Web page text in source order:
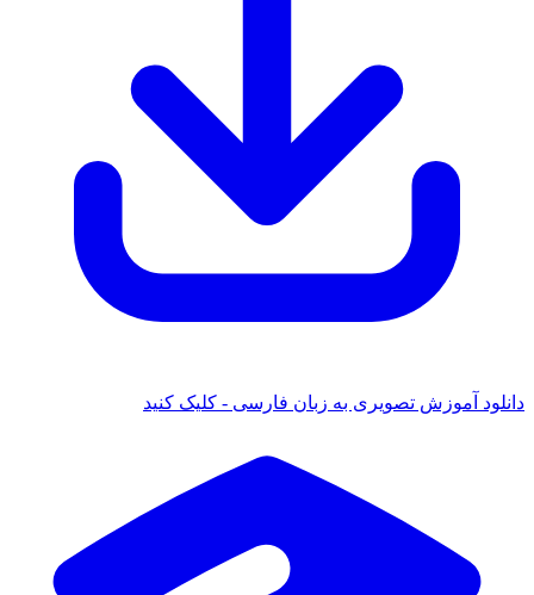
دانلود آموزش تصویری به زبان فارسی - کلیک کنید